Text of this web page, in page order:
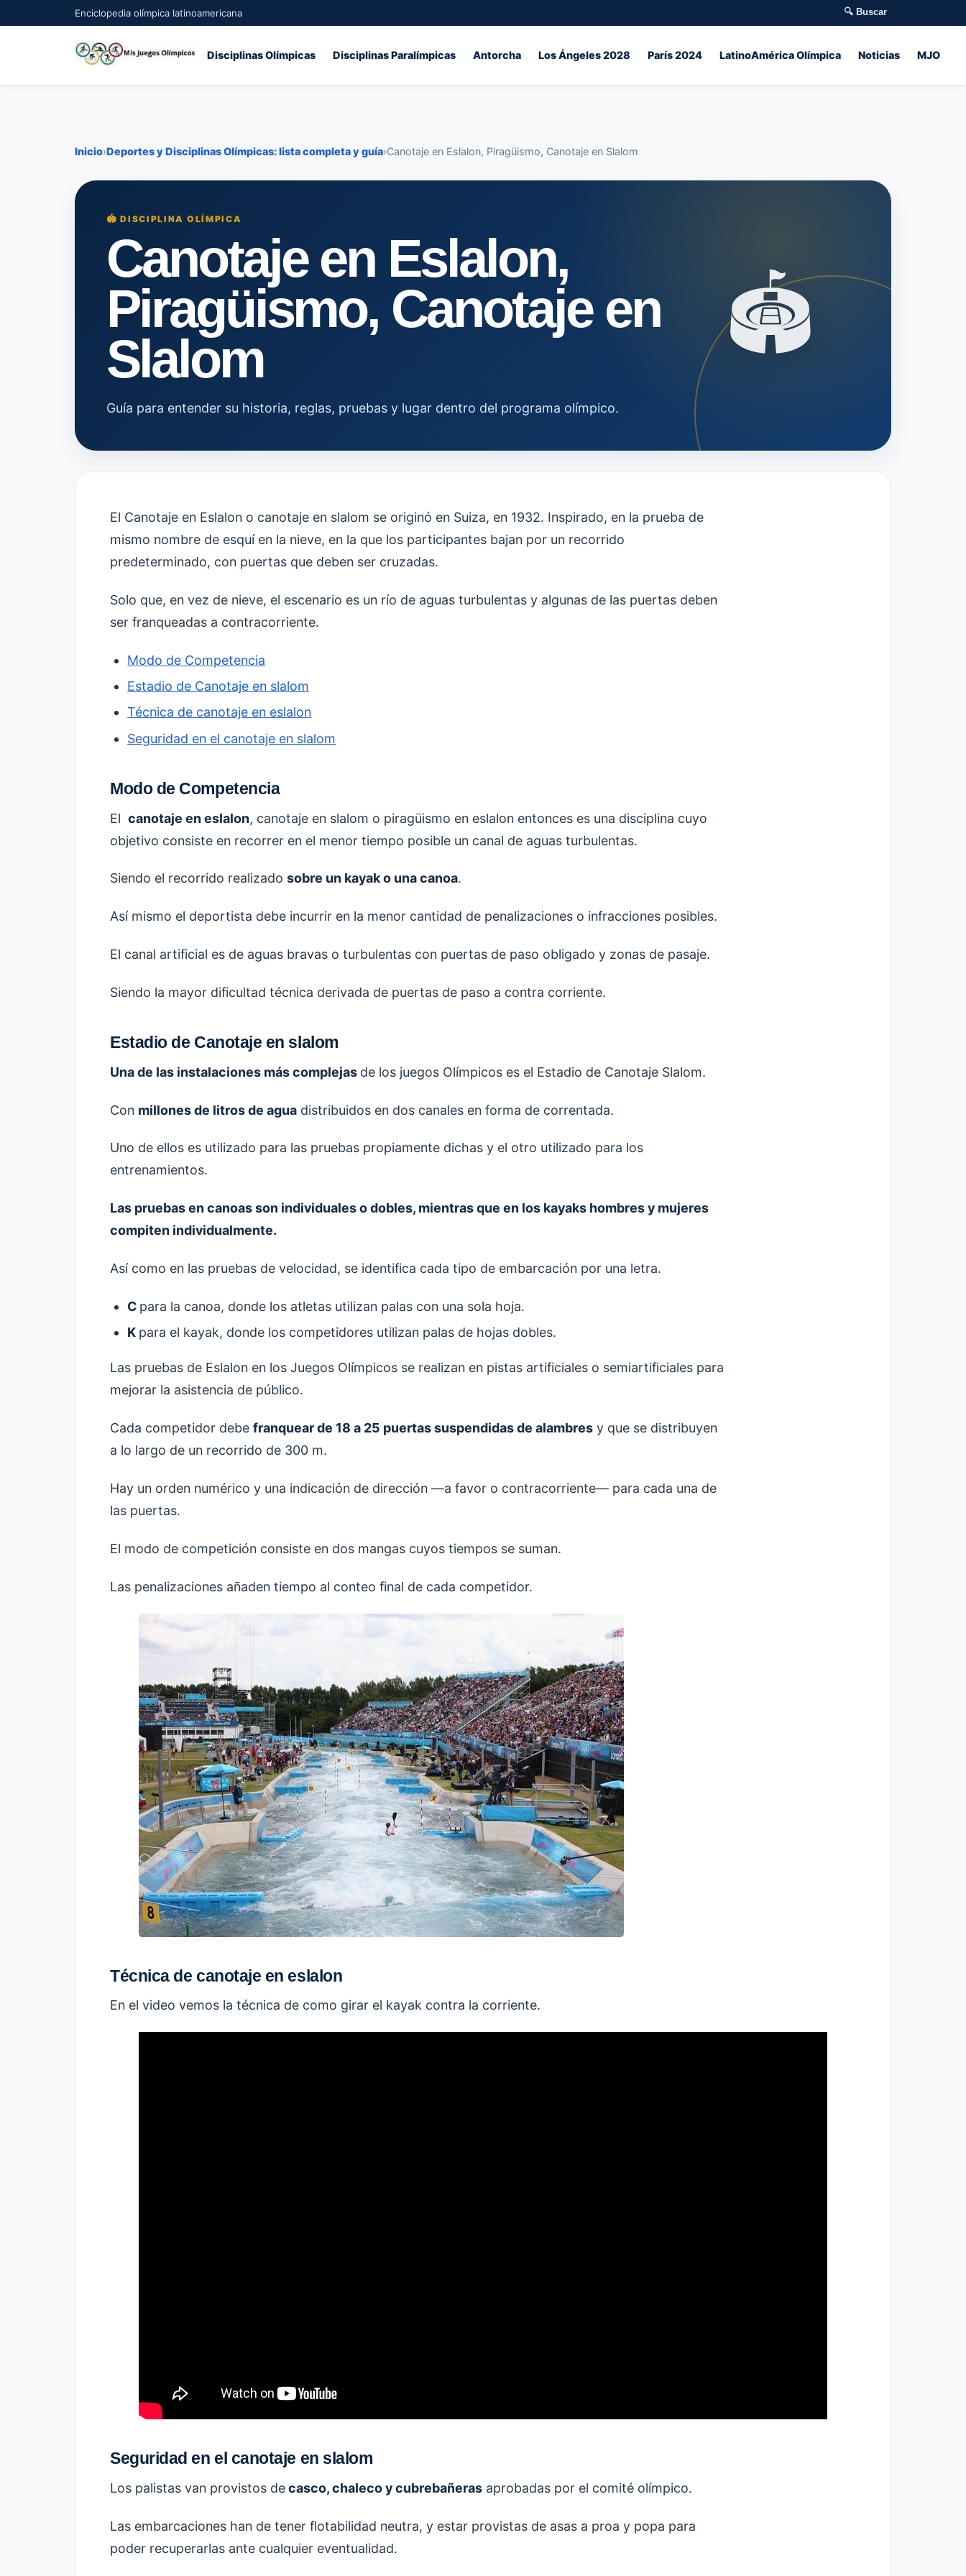
Enciclopedia olímpica latinoamericana 🔍 Buscar
Disciplinas Olímpicas Disciplinas Paralímpicas Antorcha Los Ángeles 2028 París 2024 LatinoAmérica Olímpica Noticias MJO
Inicio›Deportes y Disciplinas Olímpicas: lista completa y guía›Canotaje en Eslalon, Piragüismo, Canotaje en Slalom
🏟️ DISCIPLINA OLÍMPICA
Canotaje en Eslalon,
Piragüismo, Canotaje en
Slalom
Guía para entender su historia, reglas, pruebas y lugar dentro del programa olímpico.
🏟️
El Canotaje en Eslalon o canotaje en slalom se originó en Suiza, en 1932. Inspirado, en la prueba de
mismo nombre de esquí en la nieve, en la que los participantes bajan por un recorrido
predeterminado, con puertas que deben ser cruzadas.
Solo que, en vez de nieve, el escenario es un río de aguas turbulentas y algunas de las puertas deben
ser franqueadas a contracorriente.
Modo de Competencia
Estadio de Canotaje en slalom
Técnica de canotaje en eslalon
Seguridad en el canotaje en slalom
Modo de Competencia
El canotaje en eslalon, canotaje en slalom o piragüismo en eslalon entonces es una disciplina cuyo
objetivo consiste en recorrer en el menor tiempo posible un canal de aguas turbulentas.
Siendo el recorrido realizado sobre un kayak o una canoa.
Así mismo el deportista debe incurrir en la menor cantidad de penalizaciones o infracciones posibles.
El canal artificial es de aguas bravas o turbulentas con puertas de paso obligado y zonas de pasaje.
Siendo la mayor dificultad técnica derivada de puertas de paso a contra corriente.
Estadio de Canotaje en slalom
Una de las instalaciones más complejas de los juegos Olímpicos es el Estadio de Canotaje Slalom.
Con millones de litros de agua distribuidos en dos canales en forma de correntada.
Uno de ellos es utilizado para las pruebas propiamente dichas y el otro utilizado para los
entrenamientos.
Las pruebas en canoas son individuales o dobles, mientras que en los kayaks hombres y mujeres
compiten individualmente.
Así como en las pruebas de velocidad, se identifica cada tipo de embarcación por una letra.
C para la canoa, donde los atletas utilizan palas con una sola hoja.
K para el kayak, donde los competidores utilizan palas de hojas dobles.
Las pruebas de Eslalon en los Juegos Olímpicos se realizan en pistas artificiales o semiartificiales para
mejorar la asistencia de público.
Cada competidor debe franquear de 18 a 25 puertas suspendidas de alambres y que se distribuyen
a lo largo de un recorrido de 300 m.
Hay un orden numérico y una indicación de dirección —a favor o contracorriente— para cada una de
las puertas.
El modo de competición consiste en dos mangas cuyos tiempos se suman.
Las penalizaciones añaden tiempo al conteo final de cada competidor.
Técnica de canotaje en eslalon
En el video vemos la técnica de como girar el kayak contra la corriente.
Seguridad en el canotaje en slalom
Los palistas van provistos decasco, chaleco y cubrebañeras aprobadas por el comité olímpico.
Las embarcaciones han de tener flotabilidad neutra, y estar provistas de asas a proa y popa para
poder recuperarlas ante cualquier eventualidad.